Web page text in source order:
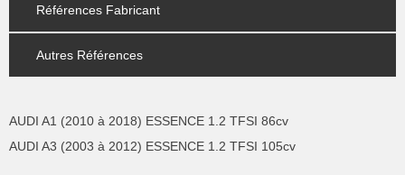
Références Fabricant
Autres Références
AUDI A1 (2010 à 2018) ESSENCE 1.2 TFSI 86cv
AUDI A3 (2003 à 2012) ESSENCE 1.2 TFSI 105cv